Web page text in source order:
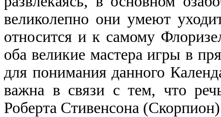
великолепно они умеют
относится и к самому
оба великие мастера игры в
для понимания данного
важна в связи с тем, что
Роберта Стивенсона